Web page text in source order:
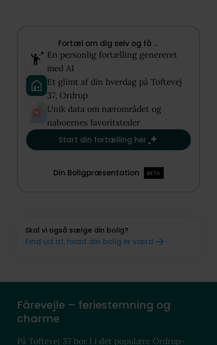
Fortæl om dig selv og få …​
En personlig fortælling genereret
med AI​
Et glimt af din hverdag på Toftevej
37, Ordrup​
Unik data om nærområdet og
naboernes favoritsteder​
Start din fortælling her
Din Boligpræsentation BETA
Skal vi også sælge din bolig?
Find ud af, hvad din bolig er værd
Fårevejle – feriestemning og
charme
På Toftevej 37 bor I i det populære Ordrup-